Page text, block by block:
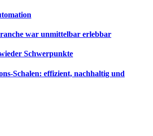
war unmittelbar erlebbar
Schwerpunkte
Schalen: effizient, nachhaltig und